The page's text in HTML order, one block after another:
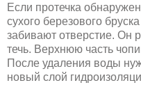
Если протечка
сухого березового
забивают отверстие. Он
течь. Верхнюю часть
После удаления воды
новый слой